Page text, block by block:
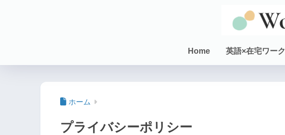
Home 英語×在宅ワーク
ホーム
プライバシーポリシー